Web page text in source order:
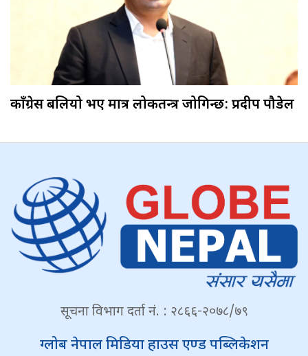
काँग्रेस बलियो भए मात्र लोकतन्त्र जोगिन्छ: प्रदीप पौडेल
सूचना विभाग दर्ता नं. : २८६६-२०७८/७९
ग्लोब नेपाल मिडिया हाउस एण्ड पब्लिकेशन